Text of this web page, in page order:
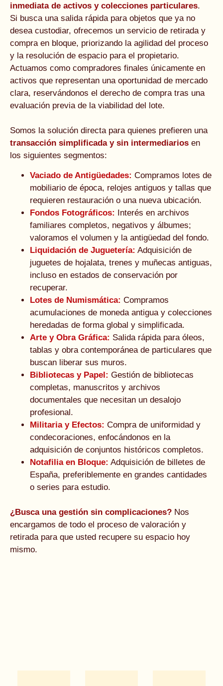
inmediata de activos y colecciones particulares.
Si busca una salida rápida para objetos que ya no
desea custodiar, ofrecemos un servicio de retirada y
compra en bloque, priorizando la agilidad del proceso
y la resolución de espacio para el propietario.
Actuamos como compradores finales únicamente en
activos que representan una oportunidad de mercado
clara, reservándonos el derecho de compra tras una
evaluación previa de la viabilidad del lote.
Somos la solución directa para quienes prefieren una
transacción simplificada y sin intermediarios en
los siguientes segmentos:
Vaciado de Antigüedades: Compramos lotes de
mobiliario de época, relojes antiguos y tallas que
requieren restauración o una nueva ubicación.
Fondos Fotográficos: Interés en archivos
familiares completos, negativos y álbumes;
valoramos el volumen y la antigüedad del fondo.
Liquidación de Juguetería: Adquisición de
juguetes de hojalata, trenes y muñecas antiguas,
incluso en estados de conservación por
recuperar.
Lotes de Numismática: Compramos
acumulaciones de moneda antigua y colecciones
heredadas de forma global y simplificada.
Arte y Obra Gráfica: Salida rápida para óleos,
tablas y obra contemporánea de particulares que
buscan liberar sus muros.
Bibliotecas y Papel: Gestión de bibliotecas
completas, manuscritos y archivos
documentales que necesitan un desalojo
profesional.
Militaria y Efectos: Compra de uniformidad y
condecoraciones, enfocándonos en la
adquisición de conjuntos históricos completos.
Notafilia en Bloque: Adquisición de billetes de
España, preferiblemente en grandes cantidades
o series para estudio.
¿Busca una gestión sin complicaciones? Nos
encargamos de todo el proceso de valoración y
retirada para que usted recupere su espacio hoy
mismo.